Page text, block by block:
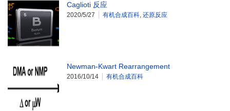
Caglioti 反应
2020/5/27 有机合成百科, 还原反应
Newman-Kwart Rearrangement
2016/10/14 有机合成百科